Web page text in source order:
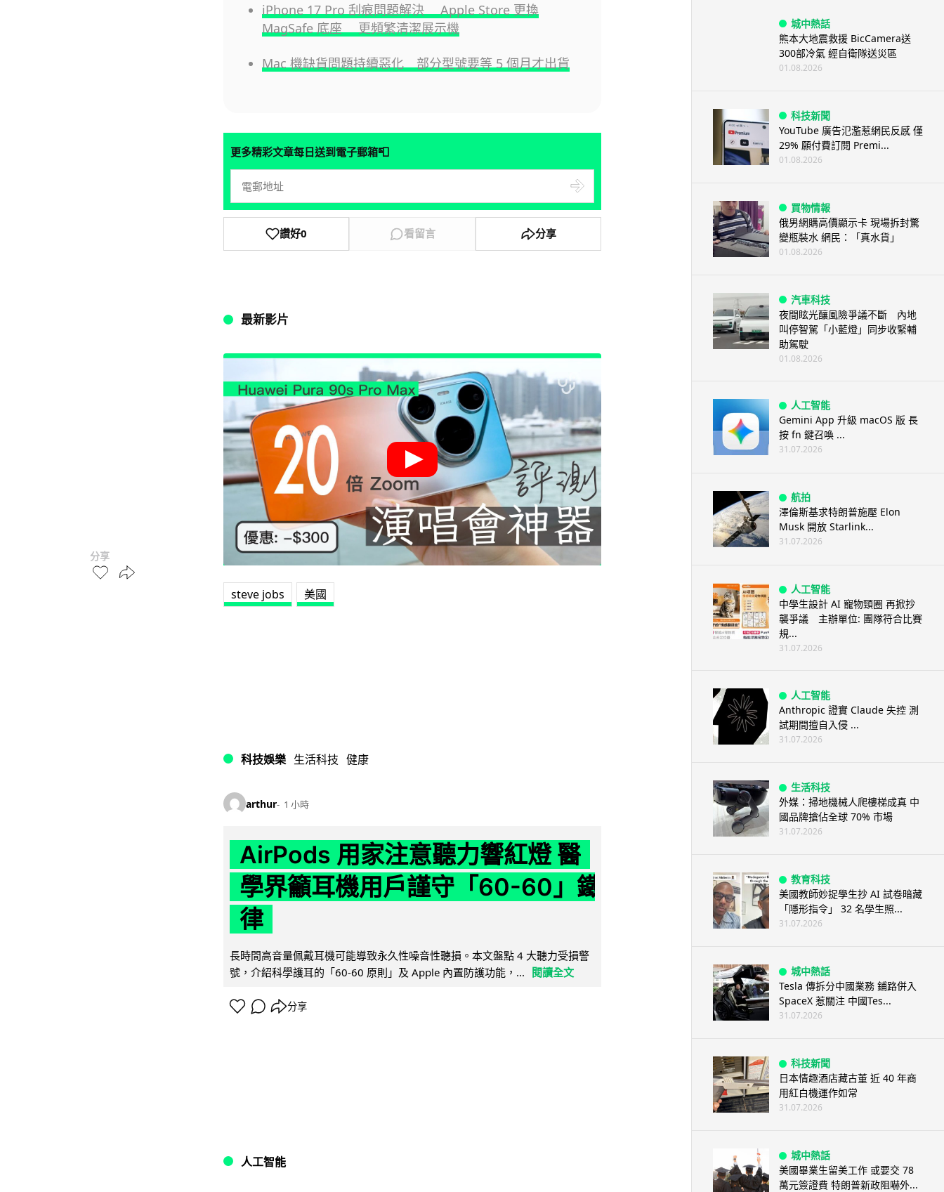
分享
iPhone 17 Pro 刮痕問題解決 Apple Store 更換
MagSafe 底座 更頻繁清潔展示機
Mac 機缺貨問題持續惡化 部分型號要等 5 個月才出貨
更多精彩文章每日送到電子郵箱📮
讚好0 看留言 分享
最新影片
steve jobs 美國
科技娛樂 生活科技 健康
arthur 1 小時
AirPods 用家注意聽力響紅燈 醫
學界籲耳機用戶謹守「60-60」鐵
律
長時間高音量佩戴耳機可能導致永久性噪音性聽損。本文盤點 4 大聽力受損警
號，介紹科學護耳的「60-60 原則」及 Apple 內置防護功能，...
閱讀全文
分享
人工智能
城中熱話
熊本大地震救援 BicCamera送
300部冷氣 經自衛隊送災區
01.08.2026
科技新聞
YouTube 廣告氾濫惹網民反感 僅
29% 願付費訂閱 Premi...
01.08.2026
買物情報
俄男網購高價顯示卡 現場拆封驚
變瓶裝水 網民：「真水貨」
01.08.2026
汽車科技
夜間眩光釀風險爭議不斷 內地
叫停智駕「小藍燈」同步收緊輔
助駕駛
01.08.2026
人工智能
Gemini App 升級 macOS 版 長
按 fn 鍵召喚 ...
31.07.2026
航拍
澤倫斯基求特朗普施壓 Elon
Musk 開放 Starlink...
31.07.2026
人工智能
中學生設計 AI 寵物頸圈 再掀抄
襲爭議 主辦單位: 團隊符合比賽
規...
31.07.2026
人工智能
Anthropic 證實 Claude 失控 測
試期間擅自入侵 ...
31.07.2026
生活科技
外媒：掃地機械人爬樓梯成真 中
國品牌搶佔全球 70% 市場
31.07.2026
教育科技
美國教師妙捉學生抄 AI 試卷暗藏
「隱形指令」 32 名學生照...
31.07.2026
城中熱話
Tesla 傳拆分中國業務 鋪路併入
SpaceX 惹關注 中國Tes...
31.07.2026
科技新聞
日本情趣酒店藏古董 近 40 年商
用紅白機運作如常
31.07.2026
城中熱話
美國畢業生留美工作 或要交 78
萬元簽證費 特朗普新政阻嚇外...